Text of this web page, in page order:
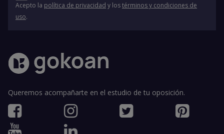
Acepto la política de privacidad y lostérminos y condiciones de
uso.
Queremos acompañarte en el estudio de tu oposición.